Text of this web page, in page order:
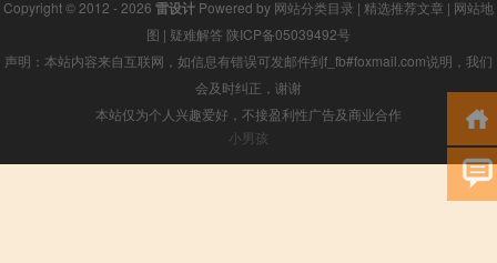
Copyright © 2012 - 2026 雷设计 Powered by 网站分类目录 | 精选推荐文章 | 网站地
图 | 疑难解答 陕ICP备05039492号
声明：本站内容来自互联网，如信息有错误可发邮件到f_fb#foxmail.com说明，我们
会及时纠正，谢谢
本站仅为个人兴趣爱好，不接盈利性广告及商业合作
小男孩